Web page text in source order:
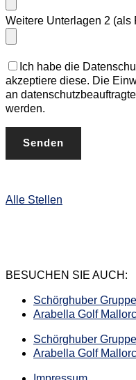
Weitere Unterlagen 2 (als
Ich habe die
akzeptiere diese. Die
an
werden.
Alle Stellen
BESUCHEN SIE AUCH:
Schörghuber Gruppe
Arabella Golf
Schörghuber Gruppe
Arabella Golf